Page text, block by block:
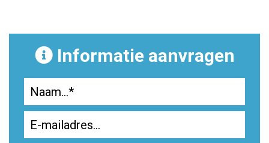
Informatie aanvragen